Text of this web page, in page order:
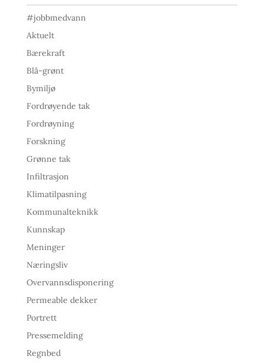
#jobbmedvann
Aktuelt
Bærekraft
Blå-grønt
Bymiljø
Fordrøyende tak
Fordrøyning
Forskning
Grønne tak
Infiltrasjon
Klimatilpasning
Kommunalteknikk
Kunnskap
Meninger
Næringsliv
Overvannsdisponering
Permeable dekker
Portrett
Pressemelding
Regnbed